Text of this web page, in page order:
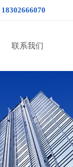
18302666070
联系我们